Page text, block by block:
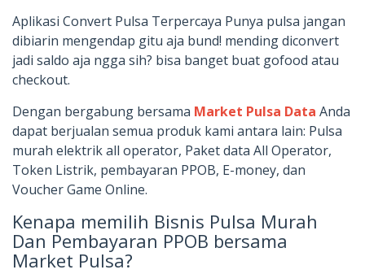
Aplikasi Convert Pulsa Terpercaya Punya pulsa jangan
dibiarin mengendap gitu aja bund! mending diconvert
jadi saldo aja ngga sih? bisa banget buat gofood atau
checkout.
Dengan bergabung bersama Market Pulsa Data Anda
dapat berjualan semua produk kami antara lain: Pulsa
murah elektrik all operator, Paket data All Operator,
Token Listrik, pembayaran PPOB, E-money, dan
Voucher Game Online.
Kenapa memilih Bisnis Pulsa Murah
Dan Pembayaran PPOB bersama
Market Pulsa?